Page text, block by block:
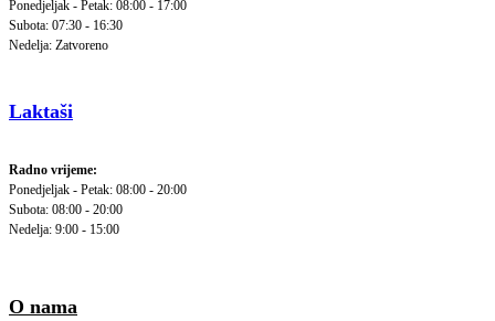
Ponedjeljak - Petak: 08:00 - 17:00
Subota: 07:30 - 16:30
Nedelja: Zatvoreno
Laktaši
Radno vrijeme:
Ponedjeljak - Petak: 08:00 - 20:00
Subota: 08:00 - 20:00
Nedelja: 9:00 - 15:00
O nama